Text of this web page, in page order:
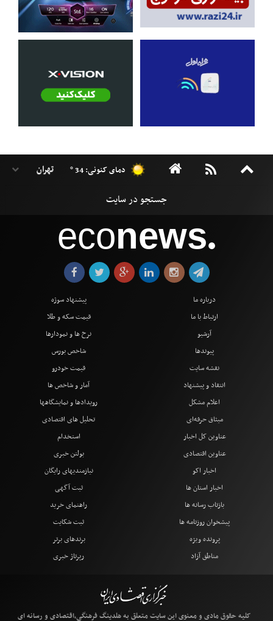
دمای کنونی: 34 °
econews●
درباره ما
ارتباط با ما
آرشیو
پیوندها
نقشه سایت
انتقاد و پیشنهاد
اعلام مشکل
میثاق حرفه‌ای
پیشنهاد سوژه
قیمت سکه و طلا
نرخ ها و نمودارها
شاخص بورس
قیمت خودرو
آمار و شاخص ها
رویدادها و نمایشگاهها
تحلیل های اقتصادی
عناوین کل اخبار
عناوین اقتصادی
اخبار اکو
اخبار استان ها
بازتاب رسانه ها
پیشخوان روزنامه ها
پرونده ویژه
مناطق آزاد
استخدام
بولتن خبری
نیازمندیهای رایگان
ثبت آگهی
راهنمای خرید
ثبت شکایت
برندهای برتر
رپرتاژ خبری
کلیه حقوق مادی و معنوی این سایت متعلق به هلدینگ فرهنگی،اقتصادی و رسانه ای